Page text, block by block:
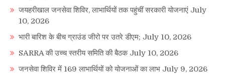
जयहरीखाल जनसेवा शिविर, लाभार्थियों तक पहुंचीं सरकारी योजनाएं July
10, 2026
भारी बारिश के बीच ग्राउंड जीरो पर उतरे डीएम; July 10, 2026
SARRA की उच्च स्तरीय समिति की बैठक July 10, 2026
जनसेवा शिविर में 169 लाभार्थियों को योजनाओं का लाभ July 9, 2026